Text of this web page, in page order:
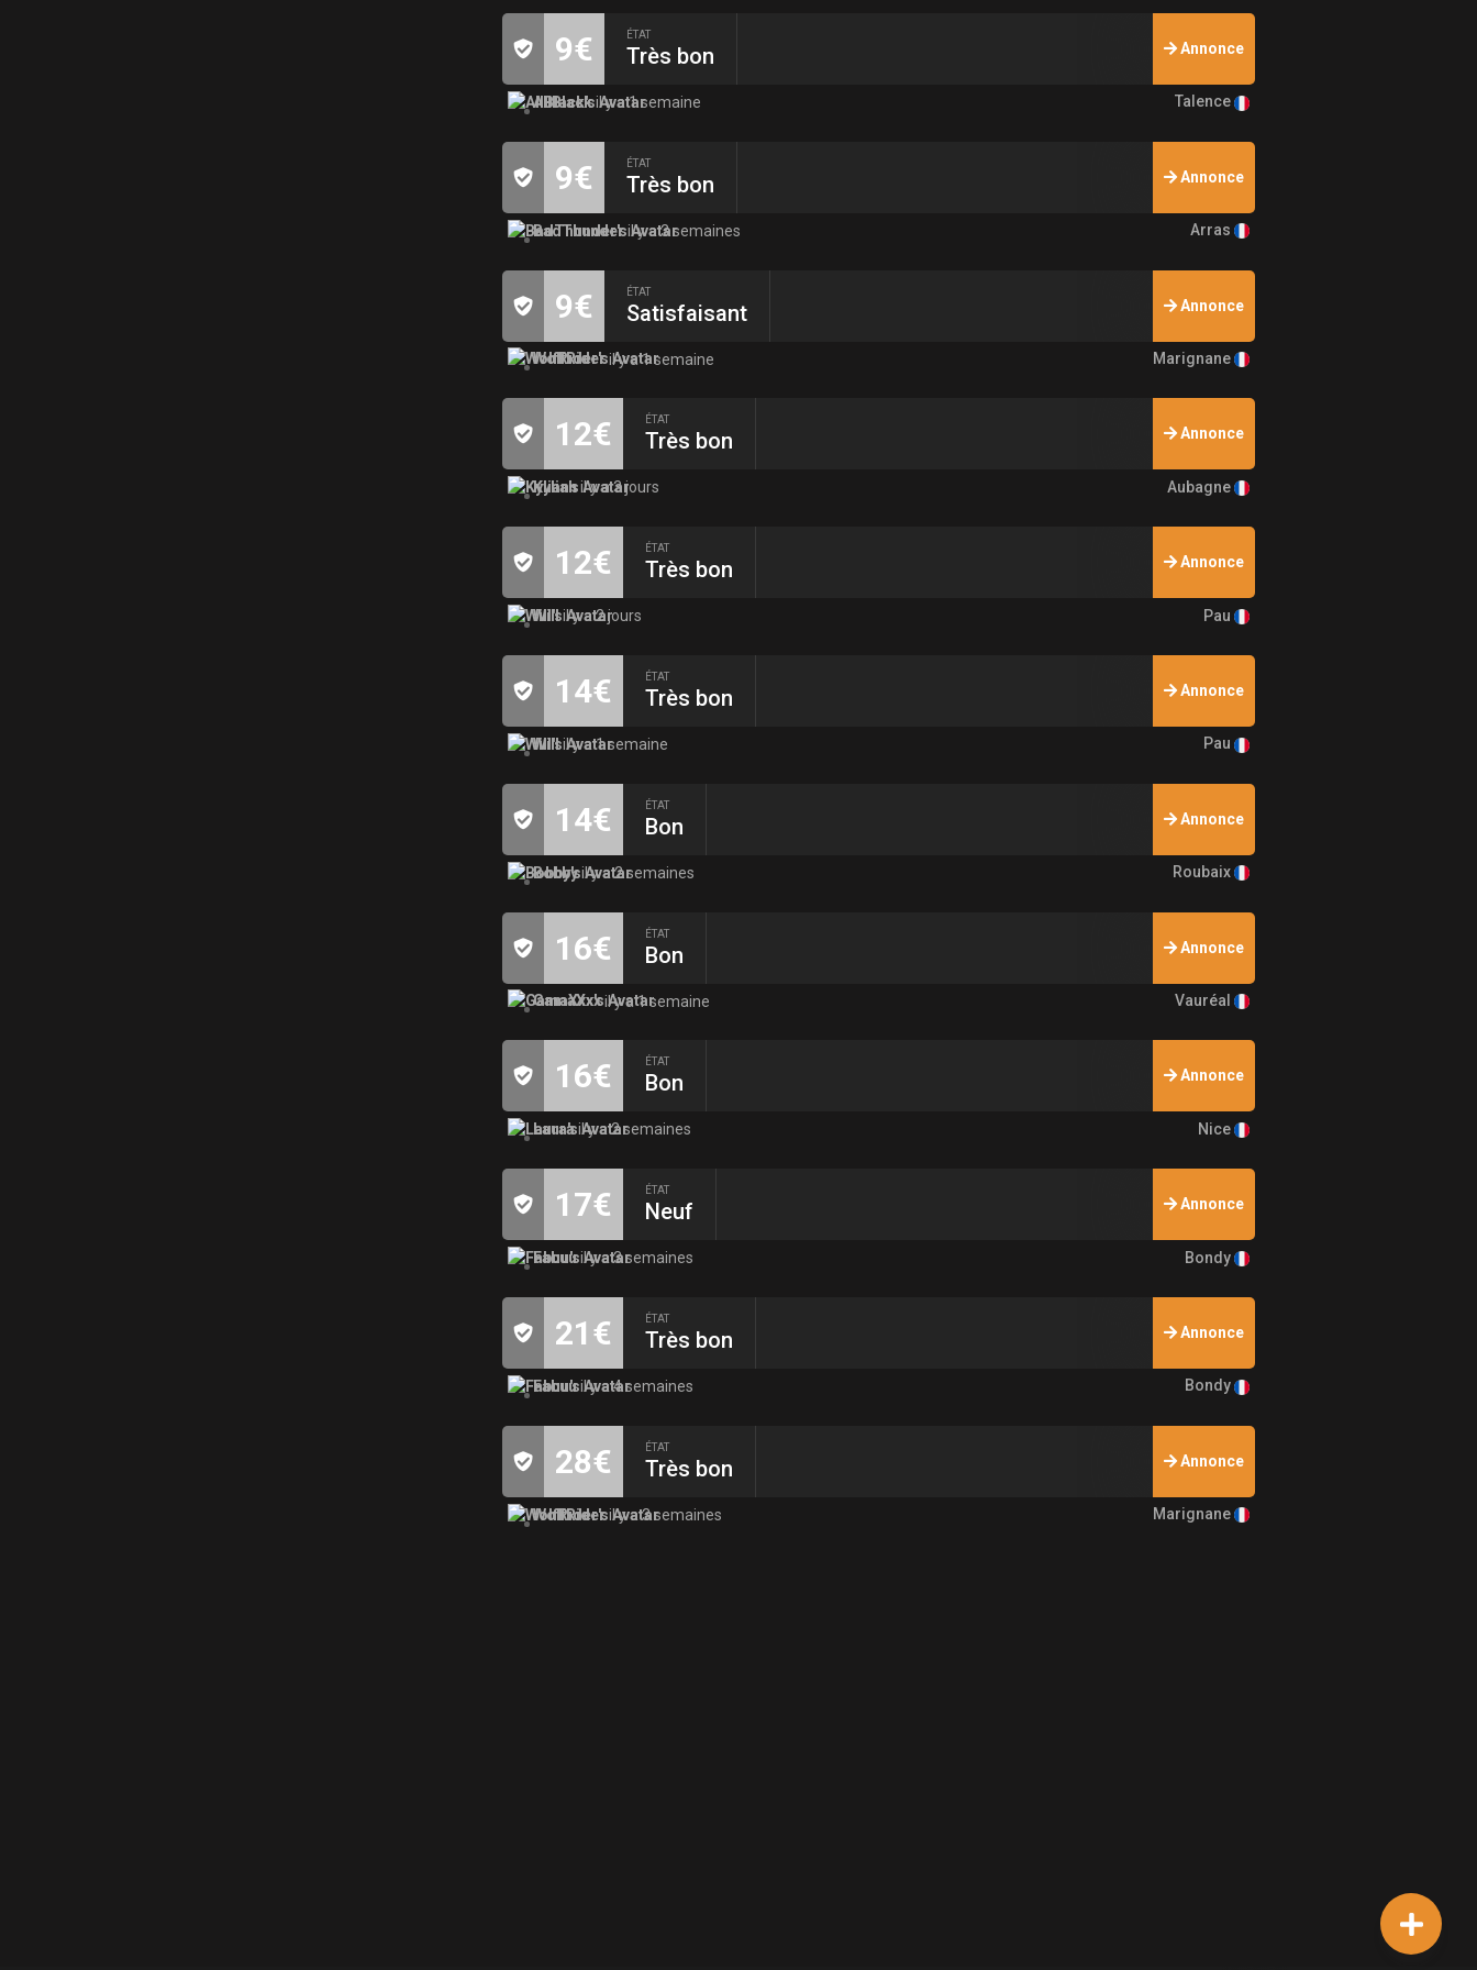
9€ ÉTAT
Très bon Annonce
AllBlackil y a 1 semaine Talence
9€ ÉTAT
Très bon Annonce
BadThunderil y a 3 semaines Arras
9€ ÉTAT
Satisfaisant Annonce
WolfRideril y a 1 semaine Marignane
12€ ÉTAT
Très bon Annonce
Kylianil y a 3 jours Aubagne
12€ ÉTAT
Très bon Annonce
Willil y a 2 jours Pau
14€ ÉTAT
Très bon Annonce
Willil y a 1 semaine Pau
14€ ÉTAT
Bon Annonce
Bobbyil y a 2 semaines Roubaix
16€ ÉTAT
Bon Annonce
GamaXxxil y a 1 semaine Vauréal
16€ ÉTAT
Bon Annonce
Laurail y a 2 semaines Nice
17€ ÉTAT
Neuf Annonce
Fabuuil y a 3 semaines Bondy
21€ ÉTAT
Très bon Annonce
Fabuuil y a 4 semaines Bondy
28€ ÉTAT
Très bon Annonce
WolfRideril y a 3 semaines Marignane